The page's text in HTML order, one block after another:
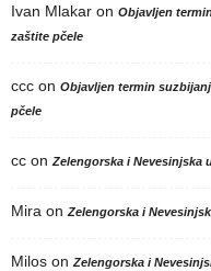
Ivan Mlakar on Objavljen
zaštite pčele
ccc on Objavljen termin
pčele
cc on Zelengorska i Nevesinjska
Mira on Zelengorska i
Milos on Zelengorska i